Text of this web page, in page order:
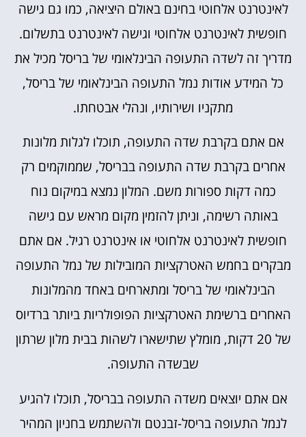
לאינטרנט אלחוטי בחינם באולם היציאה, כמו גם גישה
חופשית לאינטרנט אלחוטי וגישה לאינטרנט בתשלום.
מדריך זה לשדה התעופה הבינלאומי של בריסל מכיל את
כל המידע אודות נמל התעופה הבינלאומי של בריסל,
מתקניו ושירותיו, ונהלי אבטחתו.
אם אתם בקרבת שדה התעופה, תוכלו לגלות מלונות
אחרים בקרבת שדה התעופה בבריסל, שממוקמים רק
כמה דקות ספורות משם. המלון נמצא במיקום נוח
באותה רשימה, וניתן להזמין מקום מראש עם גישה
חופשית לאינטרנט אלחוטי או אינטרנט רגיל. אם אתם
מבקרים בחמש האטרקציות המובילות של נמל התעופה
הבינלאומי של בריסל ומתארחים באחד מהמלונות
האחרים ברשימת האטרקציות הפופולריות ביותר ברדיוס
של 20 דקות, מומלץ שתישארו לשהות בבית מלון שרתון
שבשדה התעופה.
אם אתם יוצאים משדה התעופה בבריסל, תוכלו להגיע
לנמל התעופה בריסל-זבנטם ולהשתמש בחניון המהיר